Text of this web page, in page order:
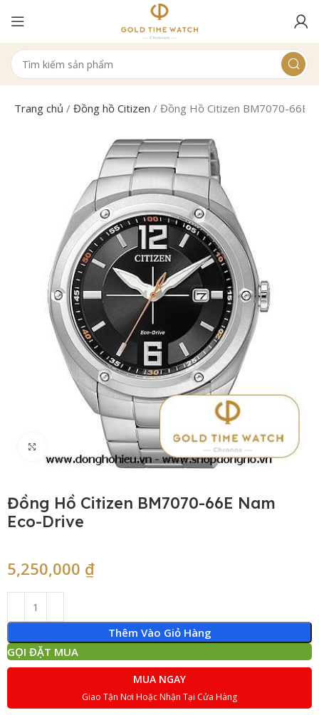
Trang chủ /Đồng hồ Citizen /Đồng Hồ Citizen BM7070-66E
Click to enlarge
Đồng Hồ Citizen BM7070-66E Nam
Eco-Drive
5,250,000 ₫
Thêm Vào Giỏ Hàng
GỌI ĐẶT MUA
MUA NGAY
Giao Tận Nơi Hoặc Nhận Tại Cửa Hàng